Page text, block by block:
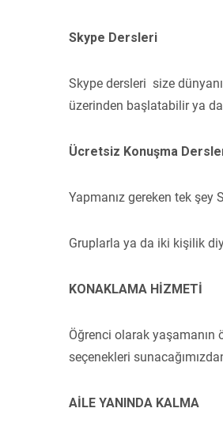
Skype Dersleri
Skype dersleri size
üzerinden başlatabilir ya
Ücretsiz Konuşma
Yapmanız gereken tek şey
Gruplarla ya da iki kişilik
KONAKLAMA HİZMETİ
Öğrenci olarak
seçenekleri
AİLE YANINDA KALMA